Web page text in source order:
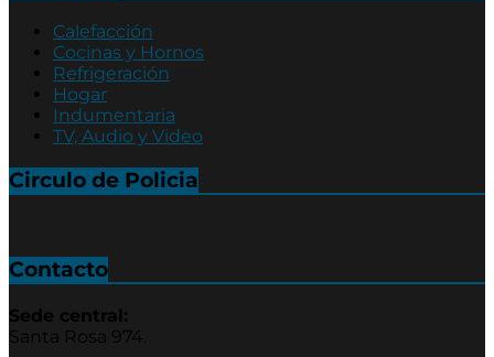
Calefacción
Cocinas y Hornos
Refrigeración
Hogar
Indumentaria
TV, Audio y Video
Circulo de Policia
Contacto
Sede central:
Santa Rosa 974.